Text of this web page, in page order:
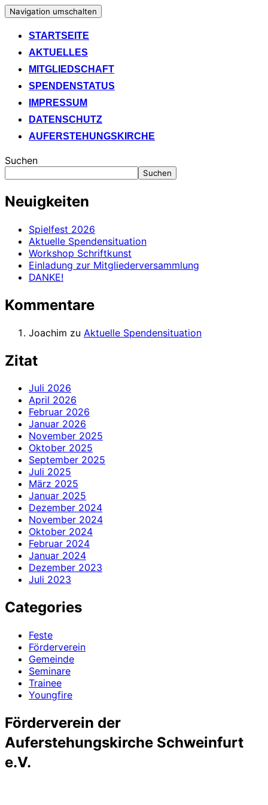
Navigation umschalten
STARTSEITE
AKTUELLES
MITGLIEDSCHAFT
SPENDENSTATUS
IMPRESSUM
DATENSCHUTZ
AUFERSTEHUNGSKIRCHE
Suchen
Suchen
Neuigkeiten
Spielfest 2026
Aktuelle Spendensituation
Workshop Schriftkunst
Einladung zur Mitgliederversammlung
DANKE!
Kommentare
Joachim zu Aktuelle Spendensituation
Zitat
Juli 2026
April 2026
Februar 2026
Januar 2026
November 2025
Oktober 2025
September 2025
Juli 2025
März 2025
Januar 2025
Dezember 2024
November 2024
Oktober 2024
Februar 2024
Januar 2024
Dezember 2023
Juli 2023
Categories
Feste
Förderverein
Gemeinde
Seminare
Trainee
Youngfire
Förderverein der
Auferstehungskirche Schweinfurt
e.V.